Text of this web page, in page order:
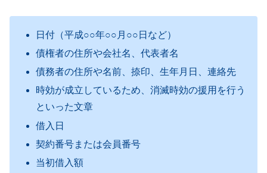
日付（平成○○年○○月○○日など）
債権者の住所や会社名、代表者名
債務者の住所や名前、捺印、生年月日、連絡先
時効が成立しているため、消滅時効の援用を行う
といった文章
借入日
契約番号または会員番号
当初借入額